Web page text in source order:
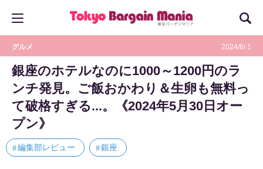
グルメ 2024/6/ 1
銀座のホテルなのに1000～1200円のラ
ンチ発見。ご飯おかわり＆生卵も無料っ
て破格すぎる...。《2024年5月30日オー
プン》
編集部レビュー 銀座